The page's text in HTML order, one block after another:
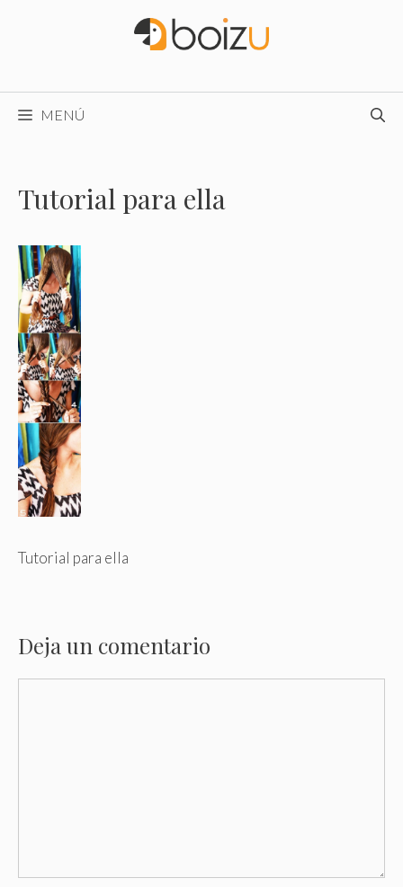
MENÚ
Tutorial para ella
Tutorial para ella
Deja un comentario